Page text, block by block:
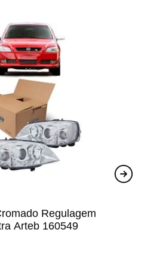
Regulagem
Arteb 160549